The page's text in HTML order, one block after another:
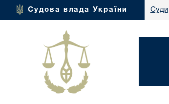
Судова влада України Суди